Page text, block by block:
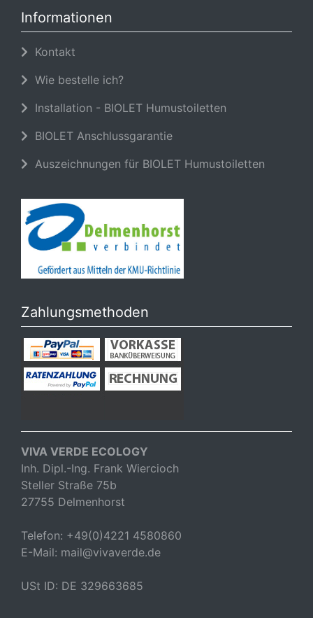
Informationen
Kontakt
Wie bestelle ich?
Installation - BIOLET Humustoiletten
BIOLET Anschlussgarantie
Auszeichnungen für BIOLET Humustoiletten
Zahlungsmethoden
VIVA VERDE ECOLOGY
Inh. Dipl.-Ing. Frank Wiercioch
Steller Straße 75b
27755 Delmenhorst
Telefon: +49(0)4221 4580860
E-Mail: mail@vivaverde.de
USt ID: DE 329663685